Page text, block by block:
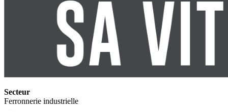
Secteur
Ferronnerie industrielle